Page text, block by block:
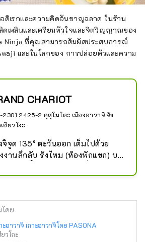
ดิเรกและความคิดอันชาญฉลาด ในร้าน
เพลินและเตรียมหัวใจและจิตวิญญาณของ
Ninja ที่คุณสามารถสัมผัสประสบการณ์
และในโลกของ การปล่อยตัวและความ
CHARIOT
2301 2425-2 คุสุโมโตะ เมืองอาวาจิ จัง
ฮียวโงะ
จิจูด 135° ตะวันออก เต็มไปด้วย
งานลึกลับ รังไหม (ห้องพักแขก) บน
พลังแห่งความสุข
Chariot Big Dipper 135° คือ
นที่แกลมปิ้งส่วนตัวที่ตั้งอยู่ในสวนสา
ณะอะนิเมะอาวาจิชิมะประจำจัง
ฮียวโกะ "Nijigen no Mori"
ดย
อาวาจิ เกาะอาวาจิโดย PASONA
วโกะ